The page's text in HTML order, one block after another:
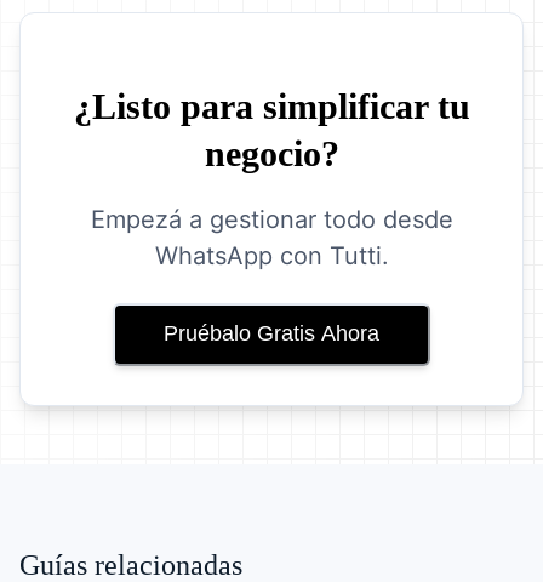
¿Listo para simplificar tu
negocio?
Empezá a gestionar todo desde
WhatsApp con Tutti.
Pruébalo Gratis Ahora
Guías relacionadas